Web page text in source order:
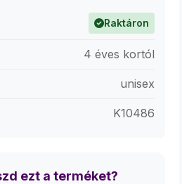
Raktáron
4 éves kortól
unisex
K10486
ezt a terméket?